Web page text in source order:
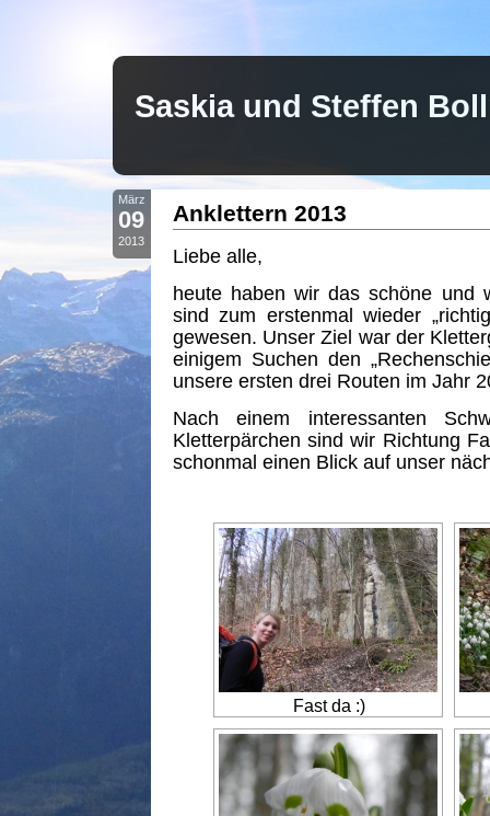
Saskia und Steffen
März
09
2013
Anklettern 2013
Liebe alle,
heute haben wir das schöne und
sind zum erstenmal wieder
gewesen. Unser Ziel war der
einigem Suchen den
unsere ersten drei Routen im Jahr
Nach einem interessanten
Kletterpärchen sind wir Richtung
schonmal einen Blick auf unser
Fast da :)